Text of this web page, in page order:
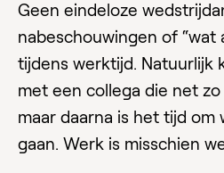
Geen eindeloze
nabeschouwingen of “wat
tijdens werktijd. Natuurlijk
met een collega die net
maar daarna is het tijd om
gaan. Werk is misschien